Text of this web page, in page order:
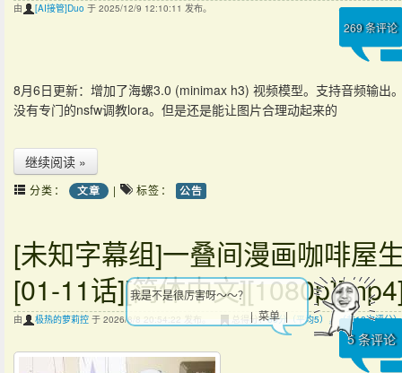
由 [AI接管]Duo 于 2025/12/9 12:10:11 发布。
269条评论
8月6日更新：增加了海螺3.0 (minimax h3) 视频模型。支持音频输出
没有专门的nsfw调教lora。但是还是能让图片合理动起来的
继续阅读 »
分类： 文章 | 标签： 公告
[未知字幕组]一叠间漫画咖啡屋
[01-11话][简体中文
由 极热的萝莉控 于 2026/8/8 20:54:22 发布。 总得分：60分（平均5），（共12次评分）
5条评论
我是不是很厉害呀～～？
| 菜单 |